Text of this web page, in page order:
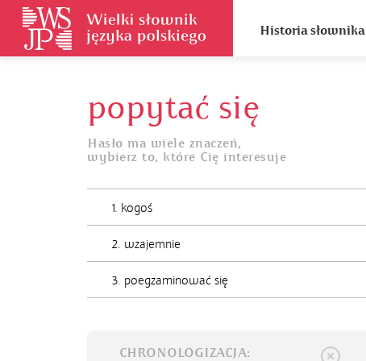
Historia słownika
popytać się
Hasło ma wiele znaczeń,
wybierz to, które Cię interesuje
1. kogoś
2. wzajemnie
3. poegzaminować się
CHRONOLOGIZACJA: